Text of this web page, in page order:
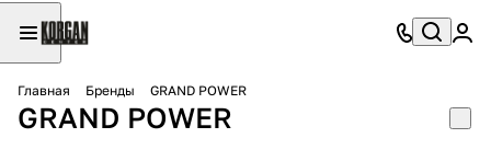
Главная Бренды GRAND POWER
GRAND POWER